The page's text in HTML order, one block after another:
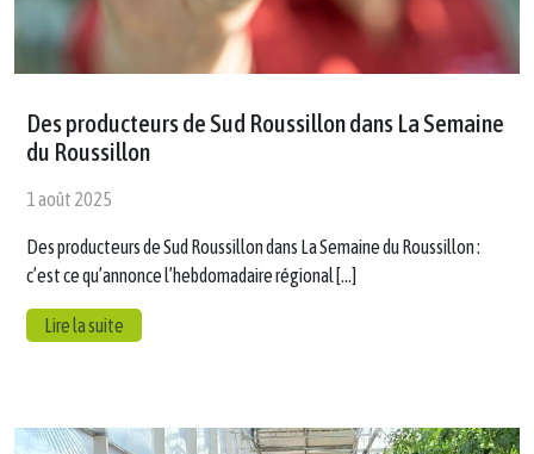
Des producteurs de Sud Roussillon dans La Semaine
du Roussillon
1 août 2025
Des producteurs de Sud Roussillon dans La Semaine du Roussillon :
c’est ce qu’annonce l’hebdomadaire régional […]
Lire la suite